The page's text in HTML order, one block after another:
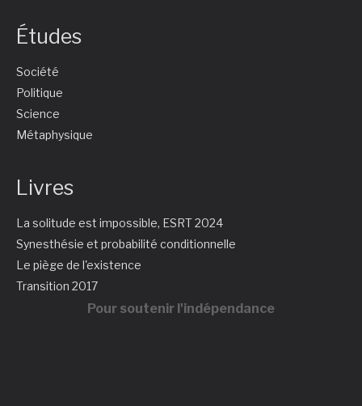
Études
Société
Politique
Science
Métaphysique
Livres
La solitude est impossible, ESRT 2024
Synesthésie et probabilité conditionnelle
Le piège de l'existence
Transition 2017
Pour soutenir l'indépendance